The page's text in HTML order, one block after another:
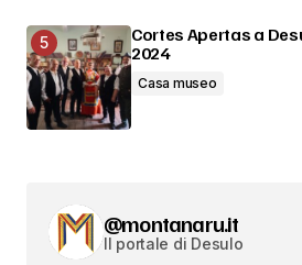
Cortes Apertas a
2024
Casa museo
@montanaru.it
Il portale di Desulo